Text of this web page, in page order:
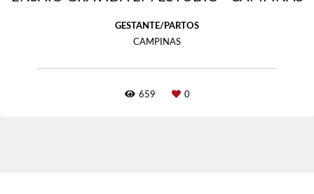
GESTANTE/PARTOS
CAMPINAS
659 0